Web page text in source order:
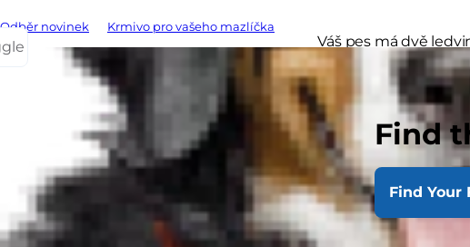
Odběr novinek Krmivo pro vašeho mazlíčka
Find
Find Your
Váš pes má dvě
velikost asi jako
jsou tak důležité, že
Jakou
Možná víte, že
krve filtrují toxiny
nefronu je